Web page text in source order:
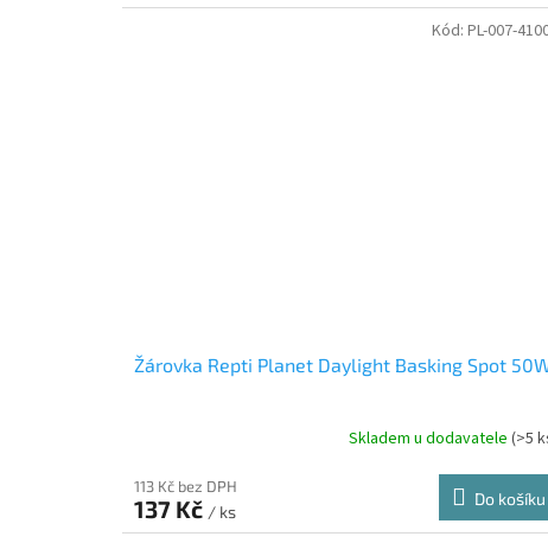
Žárovka Repti Planet Daylight Basking Spot
Skladem u dodavatele(>5
113 Kč bez DPH
137 Kč / ks
Do košíku
Kód:PL-007-